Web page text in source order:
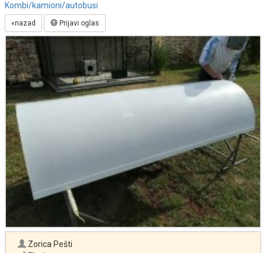
Kombi/kamioni/autobusi
«nazad Prijavi oglas
Zorica Pešti